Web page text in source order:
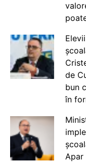
de
bun
în
Apar